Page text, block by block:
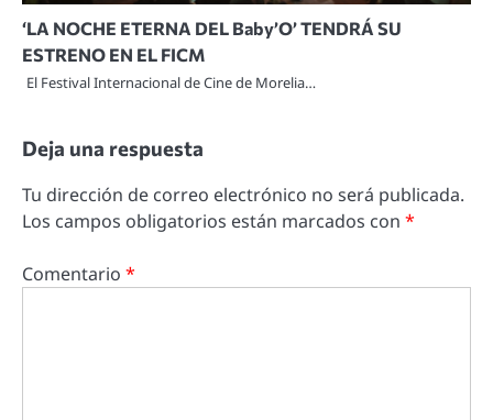
‘LA NOCHE ETERNA DEL Baby’O’ TENDRÁ SU
ESTRENO EN EL FICM
El Festival Internacional de Cine de Morelia…
Deja una respuesta
Tu dirección de correo electrónico no será publicada.
Los campos obligatorios están marcados con *
Comentario *